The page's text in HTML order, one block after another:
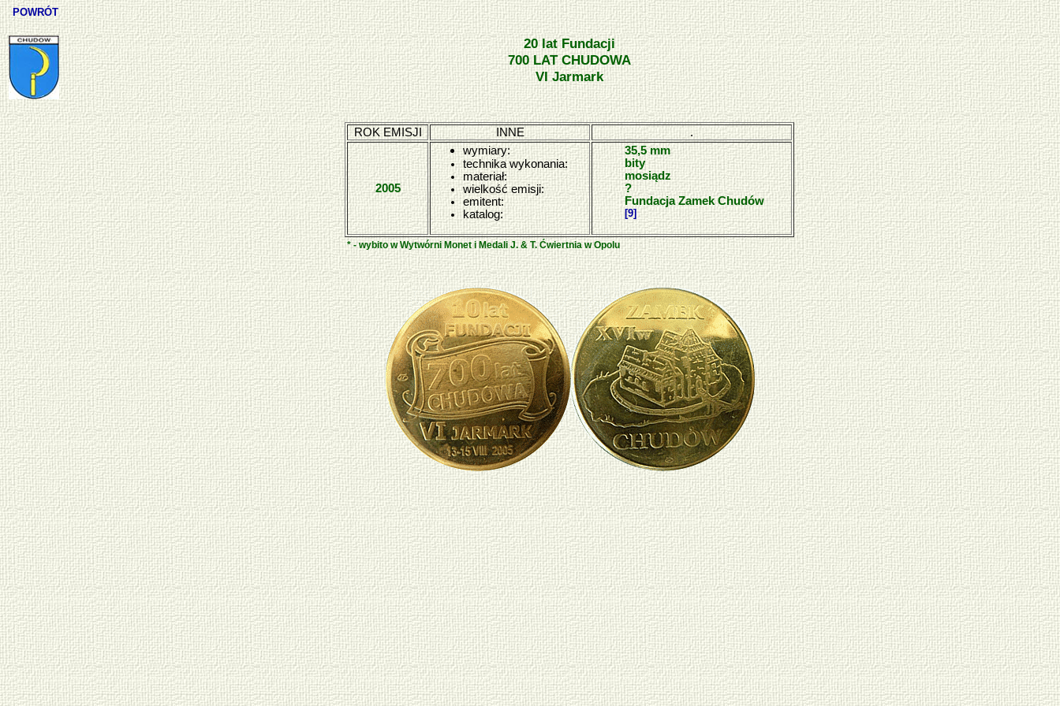
POWRÓT
20 lat Fundacji
700 LAT CHUDOWA
VI Jarmark
ROK EMISJI INNE .
2005
wymiary:
technika wykonania:
materiał:
wielkość emisji:
emitent:
katalog:
35,5 mm
bity
mosiądz
?
Fundacja Zamek Chudów
[9]
* - wybito w Wytwórni Monet i Medali J. & T. Ćwiertnia w Opolu